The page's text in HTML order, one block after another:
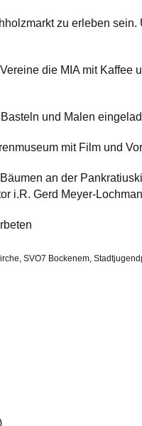
zu erleben
die MIA mit Kaffee
und Malen
mit Film und
an der
i.R. Gerd Meyer-
SVO7 Bockenem,